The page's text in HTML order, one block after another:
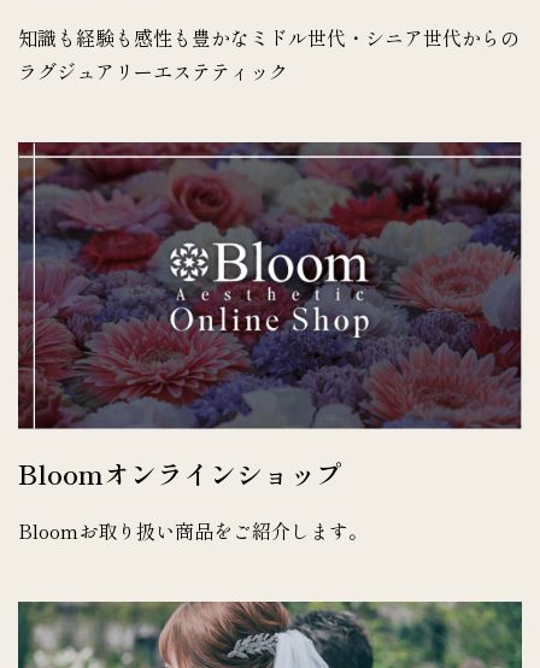
知識も経験も感性も豊かなミドル世代・シニア世代からの
ラグジュアリーエステティック
Bloomオンラインショップ
Bloomお取り扱い商品をご紹介します。